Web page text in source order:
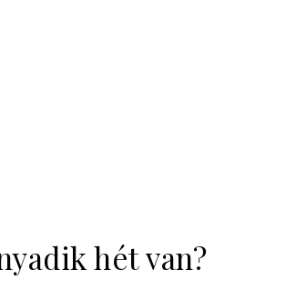
hét van?